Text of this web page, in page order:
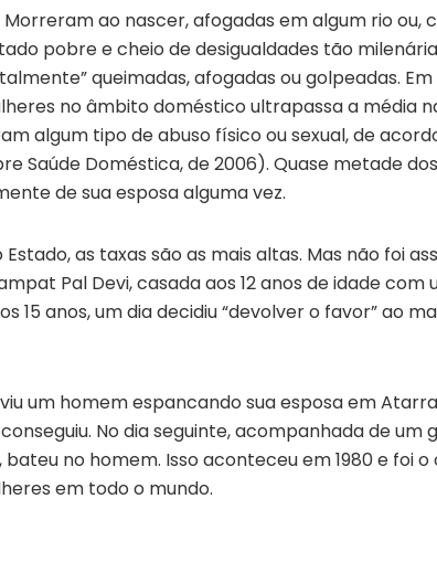
ao nascer, afogadas em algum rio ou,
pobre e cheio de desigualdades tão
queimadas, afogadas ou golpeadas.
no âmbito doméstico ultrapassa a média
algum tipo de abuso físico ou sexual, de
Saúde Doméstica, de 2006). Quase metade
de sua esposa alguma vez.
as taxas são as mais altas. Mas não foi
Pal Devi, casada aos 12 anos de idade com
15 anos, um dia decidiu “devolver o favor” ao
um homem espancando sua esposa em
No dia seguinte, acompanhada de um
no homem. Isso aconteceu em 1980 e foi
em todo o mundo.